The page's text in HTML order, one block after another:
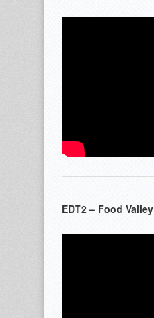
EDT2 – Food Valley